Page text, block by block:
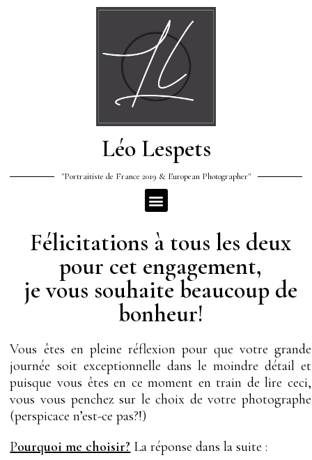
Léo Lespets
"Portraitiste de France 2019 & European Photographer"
Félicitations à tous les deux
pour cet engagement,
je vous souhaite beaucoup de
bonheur!
Vous êtes en pleine réflexion pour que votre grande
journée soit exceptionnelle dans le moindre détail et
puisque vous êtes en ce moment en train de lire ceci,
vous vous penchez sur le choix de votre photographe
(perspicace n’est-ce pas?!)
Pourquoi me choisir? La réponse dans la suite :